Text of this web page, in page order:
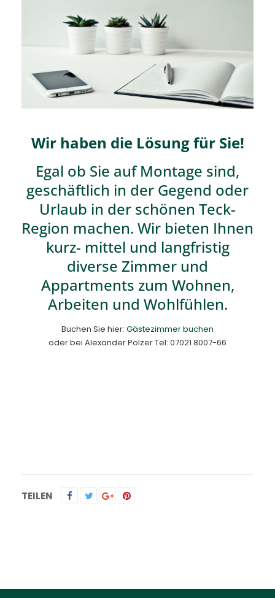
Wir haben die Lösung für Sie!
Egal ob Sie auf Montage sind,
geschäftlich in der Gegend oder
Urlaub in der schönen Teck-
Region machen. Wir bieten Ihnen
kurz- mittel und langfristig
diverse Zimmer und
Appartments zum Wohnen,
Arbeiten und Wohlfühlen.
Buchen Sie hier: Gästezimmer buchen
oder bei Alexander Polzer Tel: 07021 8007-66
TEILEN